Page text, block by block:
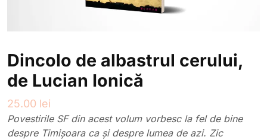
Dincolo de albastrul cerului,
de Lucian Ionică
25.00 lei
Povestirile SF din acest volum vorbesc la fel de bine
despre Timişoara ca şi despre lumea de azi. Zic